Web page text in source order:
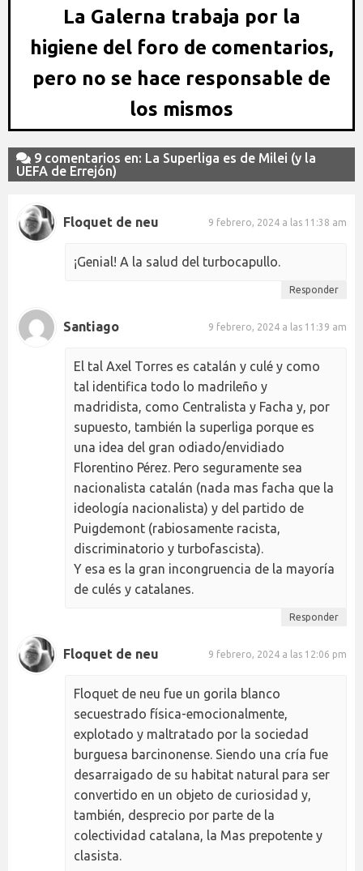
La Galerna trabaja por la
higiene del foro de comentarios,
pero no se hace responsable de
los mismos
9 comentarios en: La Superliga es de Milei (y la
UEFA de Errejón)
Floquet de neu 9 febrero, 2024 a las 11:38 am
¡Genial! A la salud del turbocapullo.
Responder
Santiago 9 febrero, 2024 a las 11:39 am
El tal Axel Torres es catalán y culé y como
tal identifica todo lo madrileño y
madridista, como Centralista y Facha y, por
supuesto, también la superliga porque es
una idea del gran odiado/envidiado
Florentino Pérez. Pero seguramente sea
nacionalista catalán (nada mas facha que la
ideología nacionalista) y del partido de
Puigdemont (rabiosamente racista,
discriminatorio y turbofascista).
Y esa es la gran incongruencia de la mayoría
de culés y catalanes.
Responder
Floquet de neu 9 febrero, 2024 a las 12:06 pm
Floquet de neu fue un gorila blanco
secuestrado física-emocionalmente,
explotado y maltratado por la sociedad
burguesa barcinonense. Siendo una cría fue
desarraigado de su habitat natural para ser
convertido en un objeto de curiosidad y,
también, desprecio por parte de la
colectividad catalana, la Mas prepotente y
clasista.